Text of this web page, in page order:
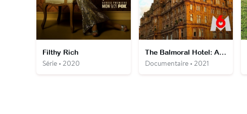
Filthy Rich
Série • 2020
The Balmoral Hotel: An Extraordinary Year
Documentaire • 2021